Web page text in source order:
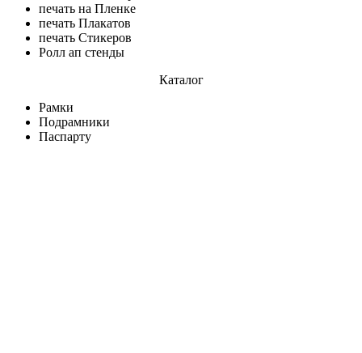
печать на Пленке
печать Плакатов
печать Стикеров
Ролл ап стенды
Каталог
Рамки
Подрамники
Паспарту